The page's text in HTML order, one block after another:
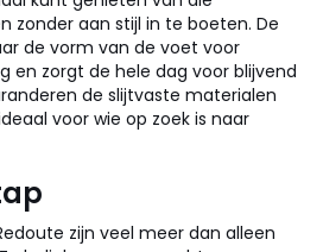
zonder aan stijl in te boeten. De
de vorm van de voet voor
en zorgt de hele dag voor blijvend
de slijtvaste materialen
voor wie op zoek is naar
zijn veel meer dan alleen